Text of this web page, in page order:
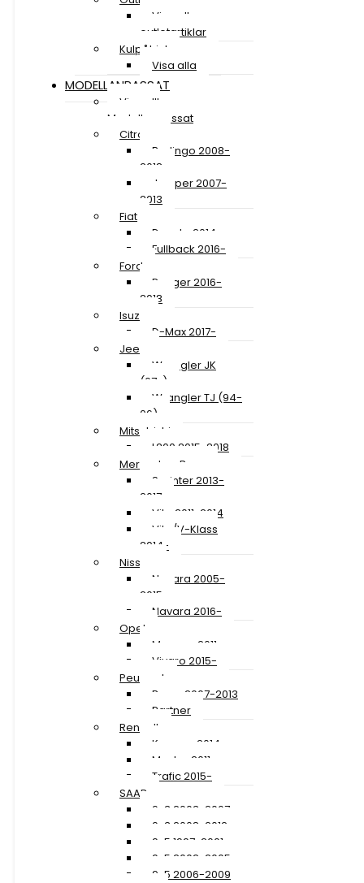
Visa alla
outletartiklar
Kulpåhjul
Visa alla
MODELLANPASSAT
Visa allt
Modellanpassat
Citroen
Berlingo 2008-
2018
Jumper 2007-
2013
Fiat
Ducato 2014-
Fullback 2016-
Ford
Ranger 2016-
2018
Isuzu
D-Max 2017-
Jeep
Wrangler JK
(07-)
Wrangler TJ (94-
06)
Mitsubishi
L200 2015-2018
Mercedes-Benz
Sprinter 2013-
2017
Vito 2011-2014
Vito/V-Klass
2014-
Nissan
Navara 2005-
2015
Navara 2016-
Opel
Movano 2011-
Vivaro 2015-
Peugeot
Boxer 2007-2013
Partner
Renault
Kangoo 2014-
Master 2011-
Trafic 2015-
SAAB
9-3 2003-2007
9-3 2008-2012
9-5 1997-2001
9-5 2002-2005
9-5 2006-2009